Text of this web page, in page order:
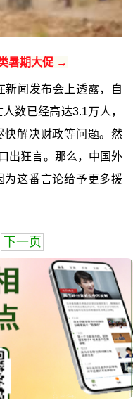
暑期大促 →
新闻发布会上透露，自
数已经高达3.1万人，
快解决财政等问题。然
出狂言。那么，中国外
为这番言论给予更多援
下一页